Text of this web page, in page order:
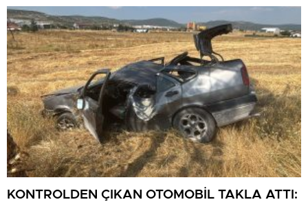
KONTROLDEN ÇIKAN OTOMOBİL TAKLA ATTI: